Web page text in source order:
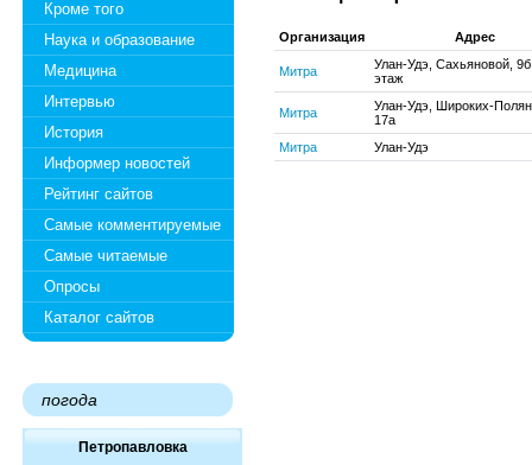
Кроме того
Наука и образование
Медицина
Интервью
История
Информер новостей
Рейтинг сайтов
Самые комментируемые
Самые читаемые
Опросы
Каталог сайтов
погода
Петропавловка
Организация Адрес
Митра
Улан-Удэ, Сахьяновой,
этаж
Митра
Улан-Удэ, Широких-
17а
Митра
Улан-Удэ